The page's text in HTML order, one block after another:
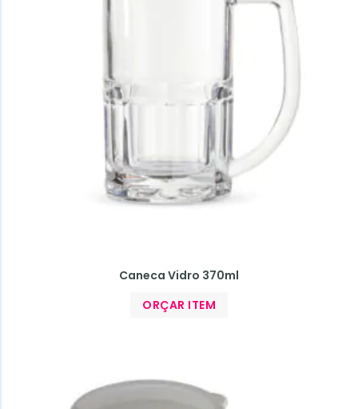
Caneca Vidro 370ml
ORÇAR ITEM